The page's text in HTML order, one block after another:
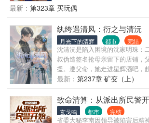
么一个人。 直到有一天晚上，王
机独自回家，不想却遇到两个醉
即将要失身时，恰好遇到去网吧
两人的命运开始纠缠在一起……
张，有刀有甜，勉强算双洁。
最新： 第323章 买玩偶
纨绔遇清风：衍之与清沅
月光下的清辉 都市 完结
沈清沅是陷入困境的沈家明珠：
叔伪造签名抢母亲留下的店铺，
援。遵父命，她走进星辉酒吧，
局。 初见时，他叼着未点燃的烟
闲”，却让保镖阿坤利落解决闹
千万定金，只要求“陪我出席两场
没人敢动你”。陆家寿宴上，他挡
尽敬酒；沈家巷陌里，他摸清眼
最新： 第237章 矿变（上）
致命清算：从派出所民警
玄戈鸣 都市 完结
省委大秘李南因领导被陷害后精